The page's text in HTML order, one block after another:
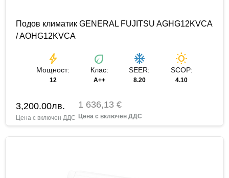
Подов климатик GENERAL FUJITSU AGHG12KVCA
/ AOHG12KVCA
bolt
Мощност:
12
eco
Клас:
A++
ac_unit
SEER:
8.20
wb_sunny
SCOP:
4.10
3,200.00лв. 1 636,13 €